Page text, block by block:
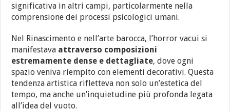
significativa in altri campi, particolarmente nella
comprensione dei processi psicologici umani.
Nel Rinascimento e nell’arte barocca, l’horror vacui si
manifestava attraverso composizioni
estremamente dense e dettagliate, dove ogni
spazio veniva riempito con elementi decorativi. Questa
tendenza artistica rifletteva non solo un’estetica del
tempo, ma anche un’inquietudine più profonda legata
all’idea del vuoto.